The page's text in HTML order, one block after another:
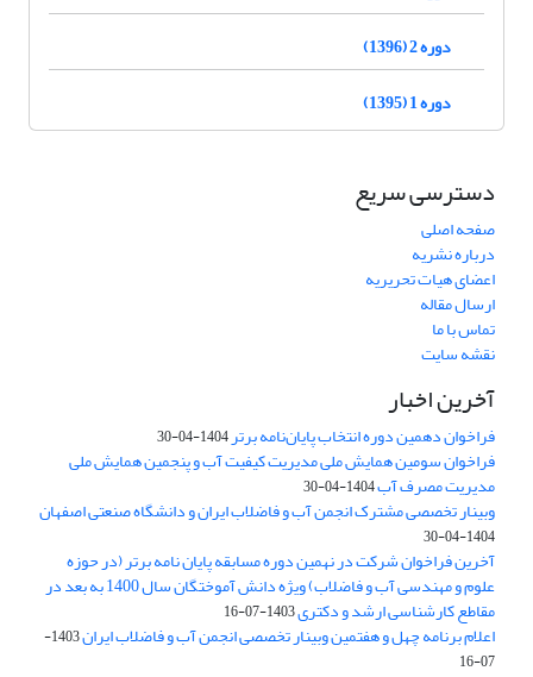
دوره 2 (1396)
دوره 1 (1395)
دسترسی سریع
صفحه اصلی
درباره نشریه
اعضای هیات تحریریه
ارسال مقاله
تماس با ما
نقشه سایت
آخرین اخبار
فراخوان دهمین دوره انتخاب پایان‌نامه برتر1404-04-30
فراخوان سومین همایش ملی مدیریت کیفیت آب و پنجمین همایش ملی
مدیریت مصرف آب1404-04-30
وبینار تخصصی مشترک انجمن آب و فاضلاب ایران و دانشگاه صنعتی اصفهان
1404-04-30
آخرین فراخوان شرکت در نهمین دوره مسابقه پایان نامه برتر (در حوزه
علوم و مهندسی آب و فاضلاب) ویژه دانش آموختگان سال 1400 به بعد در
مقاطع کارشناسی ارشد و دکتری1403-07-16
اعلام برنامه چهل و هفتمین وبینار تخصصی انجمن آب و فاضلاب ایران
1403-
07-16